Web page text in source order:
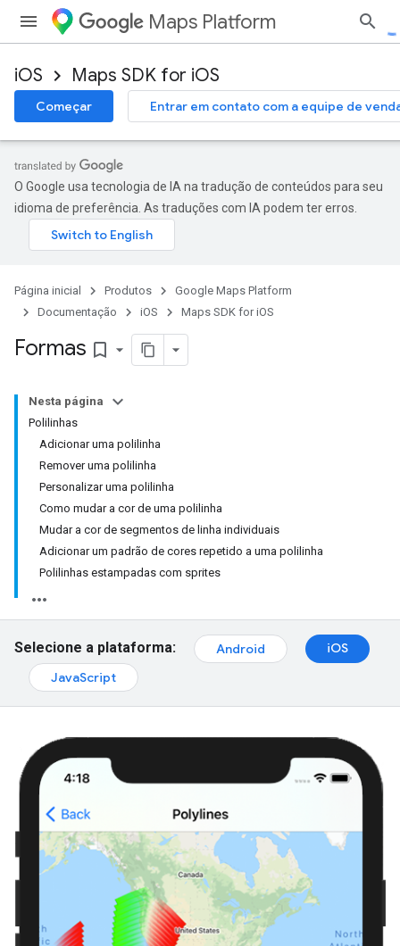
Maps Platform
iOS Maps SDK for iOS
Começar Entrar em contato com a equipe de
O Google usa tecnologia de IA na tradução de conteúdos para seu
idioma de preferência. As traduções com IA podem ter erros.
Página inicial Produtos
Google Maps Platform
Documentação
iOS Maps SDK for iOS
Formas bookmark_border
Nesta página
Polilinhas
Adicionar uma polilinha
Remover uma polilinha
Personalizar uma polilinha
Como mudar a cor de uma polilinha
Mudar a cor de segmentos de linha individuais
Adicionar um padrão de cores repetido a uma polilinha
Polilinhas estampadas com sprites
Selecione a plataforma: Android
iOS
JavaScript